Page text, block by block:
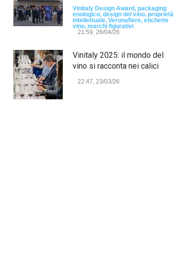
Vinitaly Design Award, packaging
enologico, design del vino, proprietà
intellettuale, Veronafiere, etichette
vino, marchi figurativi
21:59, 26/04/26
Vinitaly 2025: il mondo del
vino si racconta nei calici
22:47, 23/03/26